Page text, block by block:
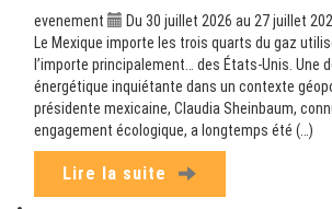
evenement
Du 30 juillet 2026 au 27 juillet
Le Mexique importe les trois quarts du gaz
l’importe principalement… des États-Unis. Une
énergétique inquiétante dans un contexte
présidente mexicaine, Claudia Sheinbaum,
engagement écologique, a longtemps été (…)
Lire la suite